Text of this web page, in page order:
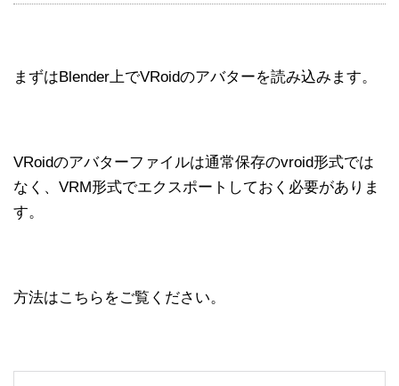
まずはBlender上でVRoidのアバターを読み込みます。
VRoidのアバターファイルは通常保存のvroid形式では
なく、VRM形式でエクスポートしておく必要がありま
す。
方法はこちらをご覧ください。